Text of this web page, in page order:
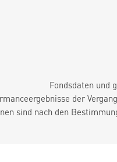
Fondsdaten und
der
sind nach den